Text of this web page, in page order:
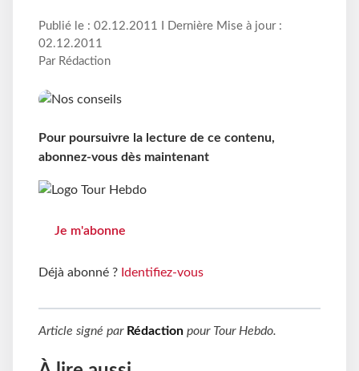
Publié le : 02.12.2011 I Dernière Mise à jour :
02.12.2011
Par Rédaction
Pour poursuivre la lecture de ce contenu,
abonnez-vous dès maintenant
Je m'abonne
Déjà abonné ? Identifiez-vous
Article signé par Rédaction pour Tour Hebdo.